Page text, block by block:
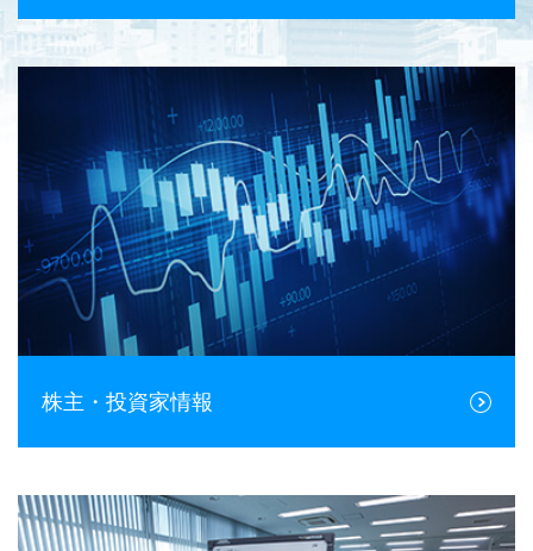
株主・投資家情報